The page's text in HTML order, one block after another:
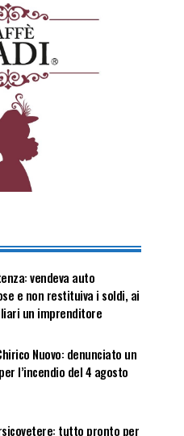
vendeva auto
e non restituiva i soldi, ai
un imprenditore
Nuovo: denunciato un
l’incendio del 4 agosto
tutto pronto per